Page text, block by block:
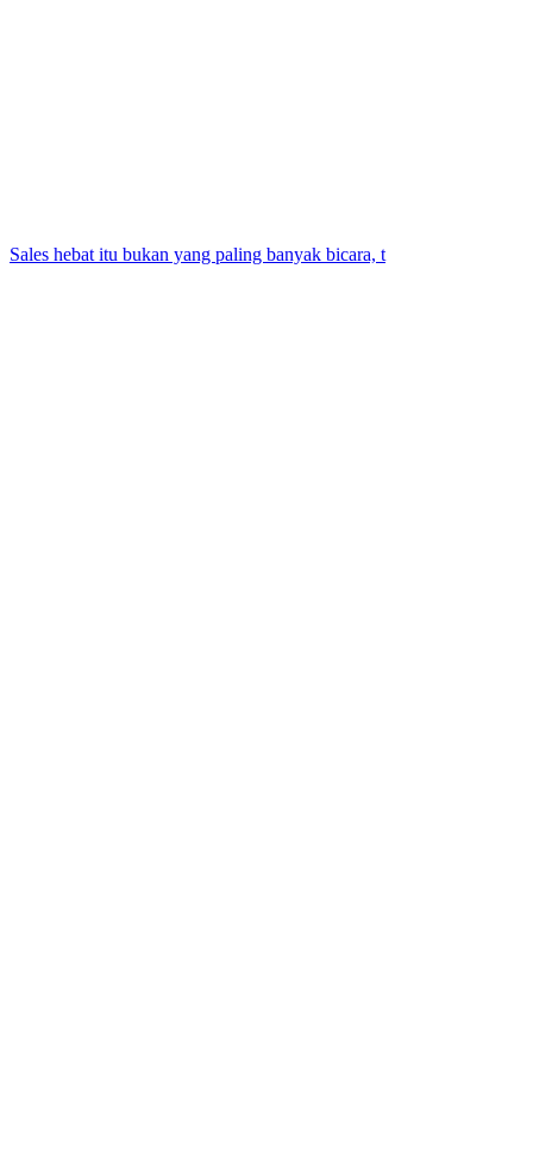
Sales hebat itu bukan yang paling banyak bicara, t